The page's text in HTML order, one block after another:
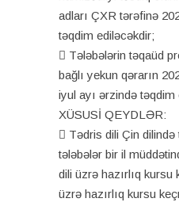
adları ÇXR tərəfinə
təqdim ediləcəkdir;
 Tələbələrin təqaüd
bağlı yekun qərarın
iyul ayı ərzində
XÜSUSİ QEYDLƏR:
 Tədris dili Çin
tələbələr bir il
dili üzrə hazırlıq kursu
üzrə hazırlıq kursu